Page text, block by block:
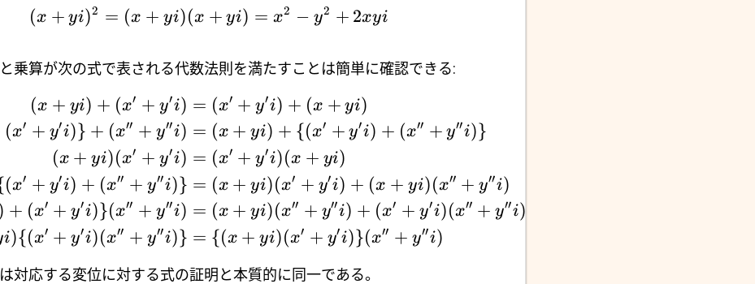
(x + yi)2 = (x + yi)(x + yi) = x2 − y2 + 2xyi
乗算が次の式で表される代数法則を満たすことは簡単に確認できる:
(x + yi) + (x′ + y′i)
(x′ + y′i)} + (x′′ + y′′i)
(x + yi)(x′ + y′i)
x′ + y′i) + (x′′ + y′′i)}
+ (x′ + y′i)}(x′′ + y′′i)
i){(x′ + y′i)(x′′ + y′′i)}
= (x′ + y′i) + (x + yi)
= (x + yi) + {(x′ + y′i) + (x′′ + y′′i)}
= (x′ + y′i)(x + yi)
= (x + yi)(x′ + y′i) + (x + yi)(x′′ + y′′i)
= (x + yi)(x′′ + y′′i) + (x′ + y′i)(x′′ + y′′i)
= {(x + yi)(x′ + y′i)}(x′′ + y′′i)
対応する変位に対する式の証明と本質的に同一である。